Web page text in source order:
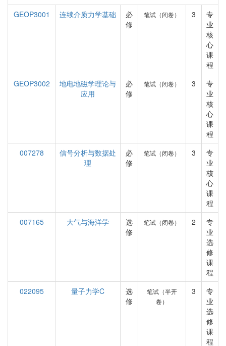
GEOP3001 连续介质力学基础
必
修
笔试（闭卷） 3
专
业
核
心
课
程
GEOP3002
地电地磁学理论与
应用
必
修
笔试（闭卷） 3
专
业
核
心
课
程
007278
信号分析与数据处
理
必
修
笔试（闭卷） 3
专
业
核
心
课
程
007165
大气与海洋学
选
修
笔试（闭卷） 2
专
业
选
修
课
程
022095
量子力学C
选
修
笔试（半开
卷）
3
专
业
选
修
课
程